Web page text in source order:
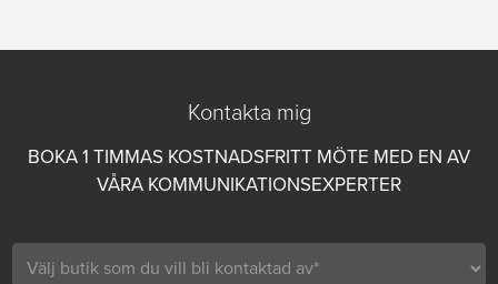
Kontakta mig
BOKA 1 TIMMAS KOSTNADSFRITT MÖTE MED EN AV
VÅRA KOMMUNIKATIONSEXPERTER